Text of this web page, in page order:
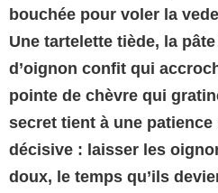
bouchée pour voler la
Une tartelette tiède, la
d’oignon confit qui
pointe de chèvre qui
secret tient à une
décisive : laisser les
doux, le temps qu’ils